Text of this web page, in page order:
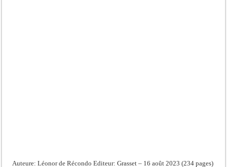
Auteure: Léonor de Récondo Editeur: Grasset – 16 août 2023 (234 pages)